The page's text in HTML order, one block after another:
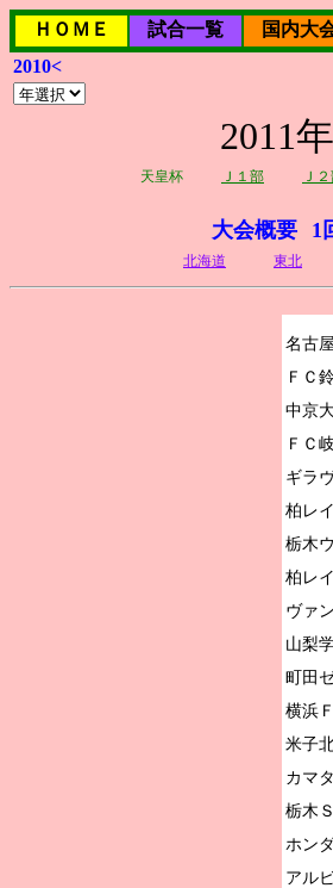
ＨＯＭＥ 試合一覧 国内大
2010<
2011
天皇杯 Ｊ１部 Ｊ
大会概要 1
北海道 東北
名古
ＦＣ
中京
ＦＣ
ギラ
柏レ
栃木
柏レ
ヴァ
山梨
町田
横浜
米子
カマ
栃木
ホン
アル